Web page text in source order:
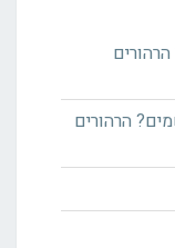
הרהורים